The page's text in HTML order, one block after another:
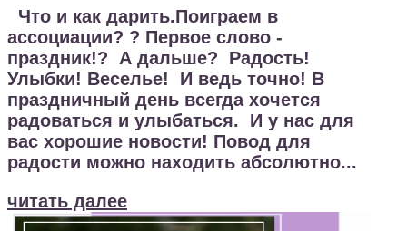
Что и как дарить.Поиграем в
ассоциации? ? Первое слово -
праздник!? А дальше? Радость!
Улыбки! Веселье! И ведь точно! В
праздничный день всегда хочется
радоваться и улыбаться. И у нас для
вас хорошие новости! Повод для
радости можно находить абсолютно...
читать далее